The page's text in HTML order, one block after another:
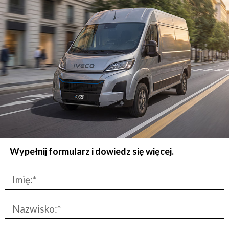
Wypełnij formularz i dowiedz się więcej.
Imię:*
Nazwisko:*